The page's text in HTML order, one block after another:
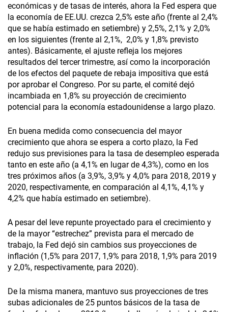
económicas y de tasas de interés, ahora la Fed espera que
la economía de EE.UU. crezca 2,5% este año (frente al 2,4%
que se había estimado en setiembre) y 2,5%, 2,1% y 2,0%
en los siguientes (frente al 2,1%, 2,0% y 1,8% previsto
antes). Básicamente, el ajuste refleja los mejores
resultados del tercer trimestre, así como la incorporación
de los efectos del paquete de rebaja impositiva que está
por aprobar el Congreso. Por su parte, el comité dejó
incambiada en 1,8% su proyección de crecimiento
potencial para la economía estadounidense a largo plazo.
En buena medida como consecuencia del mayor
crecimiento que ahora se espera a corto plazo, la Fed
redujo sus previsiones para la tasa de desempleo esperada
tanto en este año (a 4,1% en lugar de 4,3%), como en los
tres próximos años (a 3,9%, 3,9% y 4,0% para 2018, 2019 y
2020, respectivamente, en comparación al 4,1%, 4,1% y
4,2% que había estimado en setiembre).
A pesar del leve repunte proyectado para el crecimiento y
de la mayor “estrechez” prevista para el mercado de
trabajo, la Fed dejó sin cambios sus proyecciones de
inflación (1,5% para 2017, 1,9% para 2018, 1,9% para 2019
y 2,0%, respectivamente, para 2020).
De la misma manera, mantuvo sus proyecciones de tres
subas adicionales de 25 puntos básicos de la tasa de